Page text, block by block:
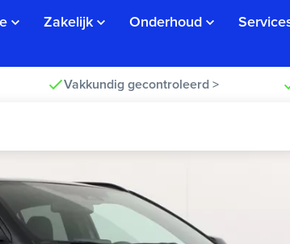
Zakelijk Onderhoud
Vakkundig gecontroleerd >